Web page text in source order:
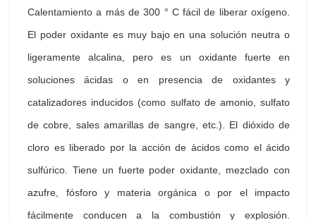
Calentamiento a más de 300 ° C fácil de liberar oxígeno.
El poder oxidante es muy bajo en una solución neutra o
ligeramente alcalina, pero es un oxidante fuerte en
soluciones ácidas o en presencia de oxidantes y
catalizadores inducidos (como sulfato de amonio, sulfato
de cobre, sales amarillas de sangre, etc.). El dióxido de
cloro es liberado por la acción de ácidos como el ácido
sulfúrico. Tiene un fuerte poder oxidante, mezclado con
azufre, fósforo y materia orgánica o por el impacto
fácilmente conducen a la combustión y explosión.